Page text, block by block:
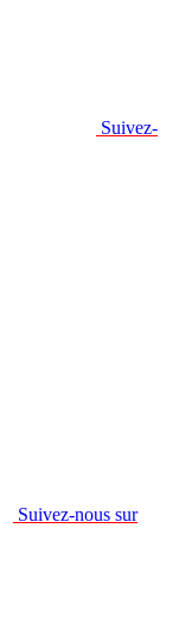
Suivez-
Suivez-nous sur